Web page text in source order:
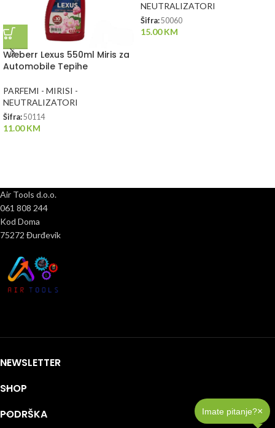
Wieberr Lexus 550ml Miris za
Automobile Tepihe
PARFEMI - MIRISI -
NEUTRALIZATORI
Šifra:50114
11.00KM
NEUTRALIZATORI
Šifra:50060
15.00KM
Air Tools d.o.o.
061 808 244
Kod Doma
75272 Đurđevik
NEWSLETTER
SHOP
PODRŠKA
Imate pitanje?×